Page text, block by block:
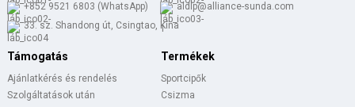
+852 9521 6803 (WhatsApp)
aldlp@alliance-sunda.com
33. sz. Shandong út, Csingtao, Kína
Támogatás
Ajánlatkérés és rendelés
Szolgáltatások után
Termékek
Sportcipők
Csizma